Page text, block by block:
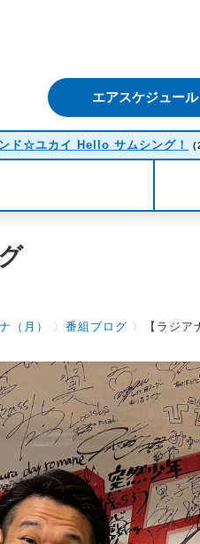
エアスケジュール
ド☆ユカイ Hello サムシング！
（月） 〉 番組ブログ 〉 【ラジ